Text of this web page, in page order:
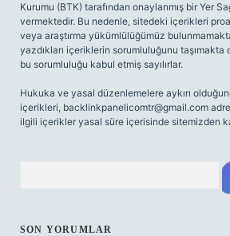
Kurumu (BTK) tarafından onaylanmış bir Yer
vermektedir. Bu nedenle, sitedeki içerikleri
veya araştırma yükümlülüğümüz
yazdıkları içeriklerin sorumluluğunu
bu sorumluluğu kabul etmiş sayılırlar.
Hukuka ve yasal düzenlemelere aykırı
içerikleri, backlinkpanelicomtr@gmail.com
ilgili içerikler yasal süre içerisinde sitemizden
SON YORUMLAR